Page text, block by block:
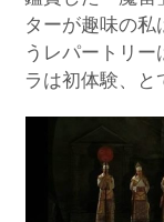
ターが趣味の
うレパートリ
ラは初体験、と